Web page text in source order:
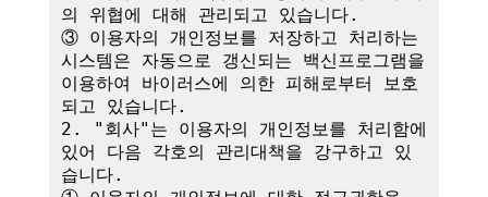
의 위협에 대해 관리되고 있습니다.
③ 이용자의 개인정보를 저장하고 처리하는
시스템은 자동으로 갱신되는 백신프로그램을
이용하여 바이러스에 의한 피해로부터 보호
되고 있습니다.
2. "회사"는 이용자의 개인정보를 처리함에
있어 다음 각호의 관리대책을 강구하고 있
습니다.